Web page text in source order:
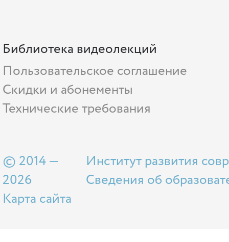
Библиотека видеолекций
Пользовательское соглашение
Скидки и абонементы
Технические требования
© 2014 —
2026
Карта сайта
Институт развития
Сведения об